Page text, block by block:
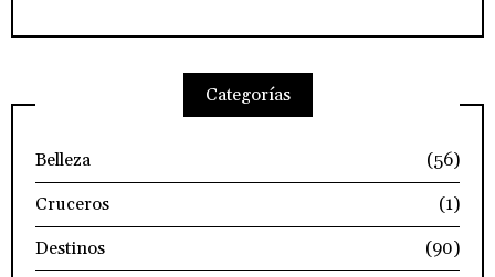
Categorías
Belleza
(56)
Cruceros
(1)
Destinos
(90)